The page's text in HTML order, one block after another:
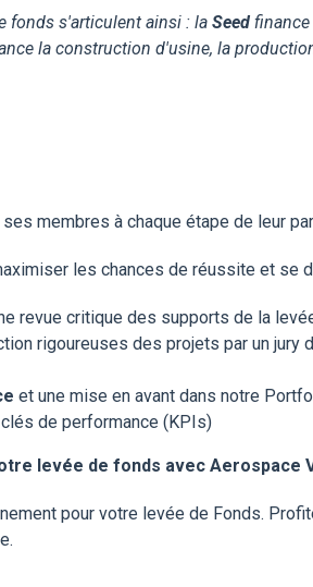
fonds s'articulent ainsi : la Seed finance
la construction d'usine, la
membres à chaque étape de leur
les chances de réussite et se
revue critique des supports de la
rigoureuses des projets par un
et une mise en avant dans notre
de performance (KPIs)
levée de fonds avec Aerospace
pour votre levée de Fonds.